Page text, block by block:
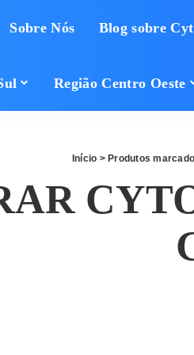
Sobre Nós Blog sobre
Região Centro Oeste
Início > Produtos